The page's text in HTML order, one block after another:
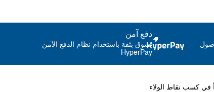
مع متجر جوي بوكس
دفع آمن
تسوق بثقة باستخدام نظام الدفع الآمن
HyperPay
في كسب نقاط الولاء